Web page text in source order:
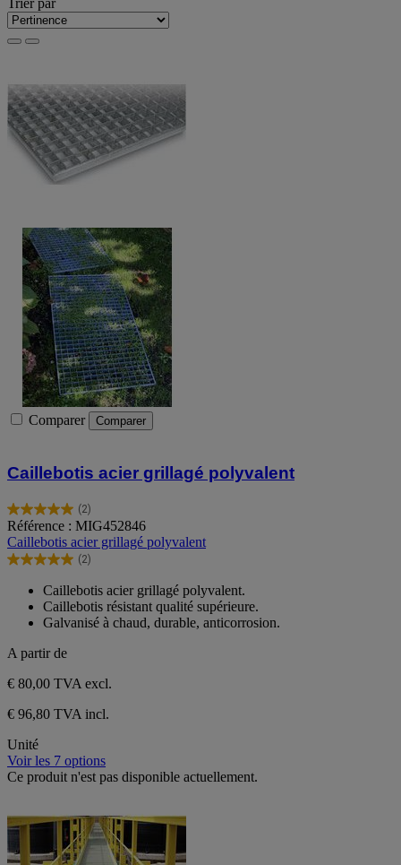
Trier par
Comparer Comparer
Caillebotis acier grillagé polyvalent
(2)
5.0
sur
5
étoiles.
avis
Référence : MIG452846
Caillebotis acier grillagé polyvalent
(2)
5.0
étoiles.
avis
Caillebotis acier grillagé polyvalent.
Caillebotis résistant qualité supérieure.
Galvanisé à chaud, durable, anticorrosion.
A partir de
€ 80,00 TVA excl.
€ 96,80 TVA incl.
Unité
Voir les 7 options
Ce produit n'est pas disponible actuellement.